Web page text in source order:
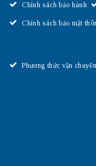
Chính sách bảo hành
Chính sách bảo mật
Phương thức vận chuyển